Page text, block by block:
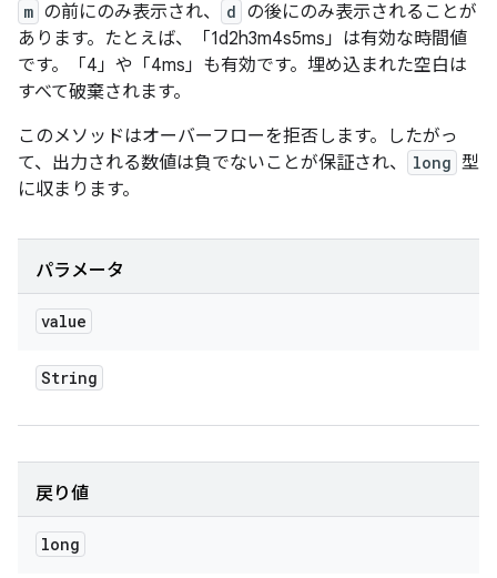
m の前にのみ表示され、 d の後にのみ表示されることが
あります。たとえば、「1d2h3m4s5ms」は有効な時間値
です。「4」や「4ms」も有効です。埋め込まれた空白は
すべて破棄されます。
このメソッドはオーバーフローを拒否します。したがっ
て、出力される数値は負でないことが保証され、
long 型
に収まります。
パラメータ
value
String
戻り値
long